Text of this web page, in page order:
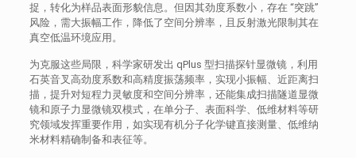
捉，转化为样品表面形貌信息。但因其劲度系数小，存在 “突跳”
风险，需大振幅工作，降低了空间分辨率，且反射激光限制其在
真空低温环境应用。
为克服这些局限，科学家研发出 qPlus 型扫描探针显微镜，利用
石英音叉高劲度系数和高精度振荡频率，实现小振幅、近距离扫
描，提升对短程力灵敏度和空间分辨率，还能集成扫描隧道显微
镜和原子力显微镜双模式，在单分子、表面科学、低维材料等研
究领域发挥重要作用，如实现有机分子化学键直接测量、低维纳
米材料精确制备和表征等。